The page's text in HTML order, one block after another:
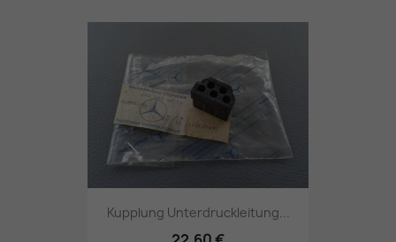
Kupplung Unterdruckleitung...